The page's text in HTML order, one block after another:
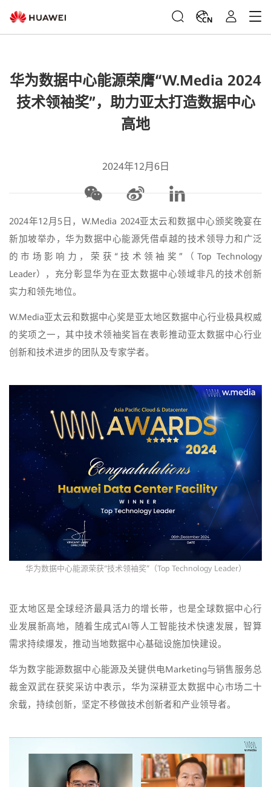
CN
华为数据中心能源荣膺“W.Media 2024
技术领袖奖”，助力亚太打造数据中心
高地
2024年12月6日
2024年12月5日，W.Media 2024亚太云和数据中心颁奖晚宴在
新加坡举办，华为数据中心能源凭借卓越的技术领导力和广泛
的市场影响力，荣获“技术领袖奖”（Top Technology
Leader），充分彰显华为在亚太数据中心领域非凡的技术创新
实力和领先地位。
W.Media亚太云和数据中心奖是亚太地区数据中心行业极具权威
的奖项之一，其中技术领袖奖旨在表彰推动亚太数据中心行业
创新和技术进步的团队及专家学者。
华为数据中心能源荣获“技术领袖奖”（Top Technology Leader）
亚太地区是全球经济最具活力的增长带，也是全球数据中心行
业发展新高地，随着生成式AI等人工智能技术快速发展，智算
需求持续爆发，推动当地数据中心基础设施加快建设。
华为数字能源数据中心能源及关键供电Marketing与销售服务总
裁金双武在获奖采访中表示，华为深耕亚太数据中心市场二十
余载，持续创新，坚定不移做技术创新者和产业领导者。